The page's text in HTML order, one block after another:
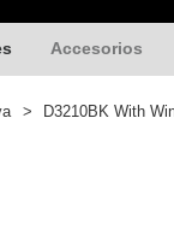
Accesorios
> D3210BK With